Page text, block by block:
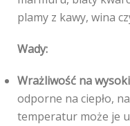
plamy z kawy, wina
Wady:
Wrażliwość na
odporne na ciepło,
temperatur może je